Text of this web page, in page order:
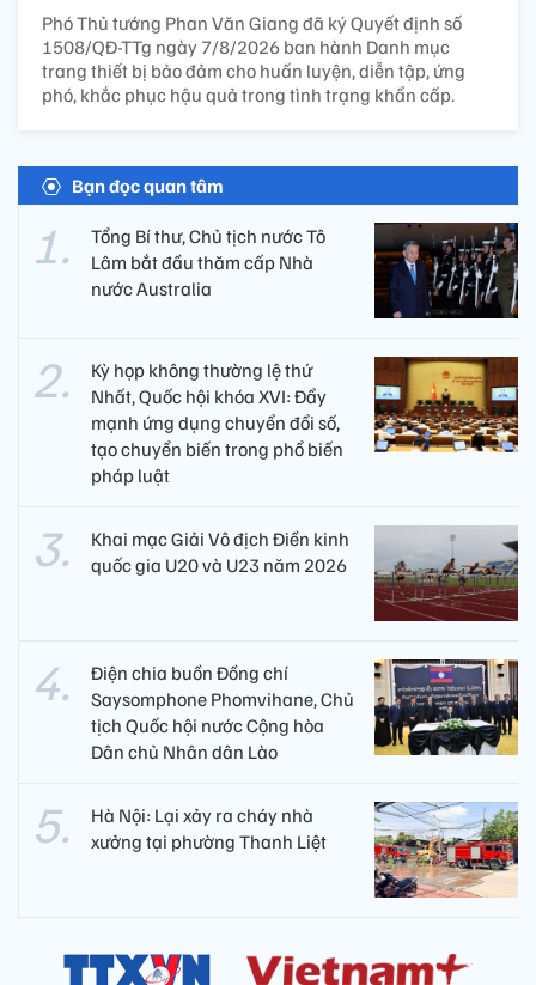
Phó Thủ tướng Phan Văn Giang đã ký Quyết định số
1508/QĐ-TTg ngày 7/8/2026 ban hành Danh mục
trang thiết bị bảo đảm cho huấn luyện, diễn tập, ứng
phó, khắc phục hậu quả trong tình trạng khẩn cấp.
Bạn đọc quan tâm
Tổng Bí thư, Chủ tịch nước Tô
Lâm bắt đầu thăm cấp Nhà
nước Australia
Kỳ họp không thường lệ thứ
Nhất, Quốc hội khóa XVI: Đẩy
mạnh ứng dụng chuyển đổi số,
tạo chuyển biến trong phổ biến
pháp luật
Khai mạc Giải Vô địch Điền kinh
quốc gia U20 và U23 năm 2026
Điện chia buồn Đồng chí
Saysomphone Phomvihane, Chủ
tịch Quốc hội nước Cộng hòa
Dân chủ Nhân dân Lào
Hà Nội: Lại xảy ra cháy nhà
xưởng tại phường Thanh Liệt